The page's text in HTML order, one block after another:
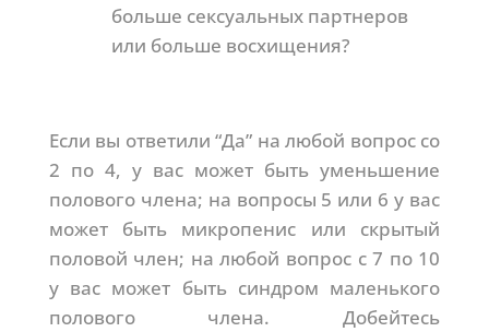
больше сексуальных партнеров
или больше восхищения?
Если вы ответили “Да” на любой вопрос со
2 по 4, у вас может быть уменьшение
полового члена; на вопросы 5 или 6 у вас
может быть микропенис или скрытый
половой член; на любой вопрос с 7 по 10
у вас может быть синдром маленького
полового члена. Добейтесь